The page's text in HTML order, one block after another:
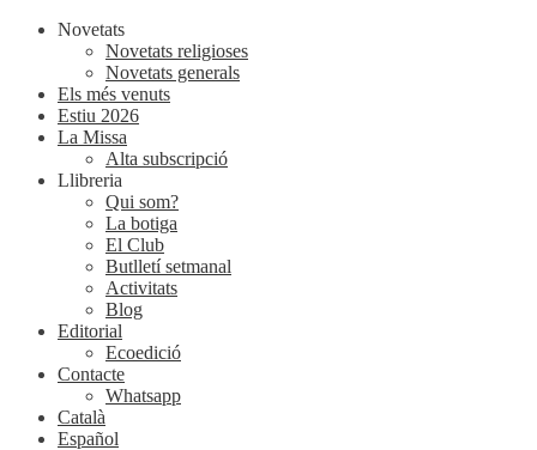
Novetats
Novetats religioses
Novetats generals
Els més venuts
Estiu 2026
La Missa
Alta subscripció
Llibreria
Qui som?
La botiga
El Club
Butlletí setmanal
Activitats
Blog
Editorial
Ecoedició
Contacte
Whatsapp
Català
Español